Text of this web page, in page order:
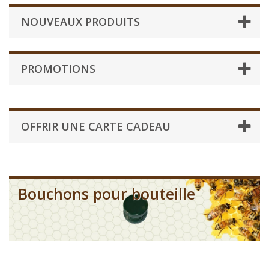
NOUVEAUX PRODUITS
PROMOTIONS
OFFRIR UNE CARTE CADEAU
Bouchons pour bouteille